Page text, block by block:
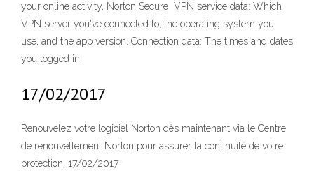
your online activity, Norton Secure VPN service data: Which
VPN server you've connected to, the operating system you
use, and the app version. Connection data: The times and dates
you logged in
17/02/2017
Renouvelez votre logiciel Norton dès maintenant via le Centre
de renouvellement Norton pour assurer la continuité de votre
protection. 17/02/2017